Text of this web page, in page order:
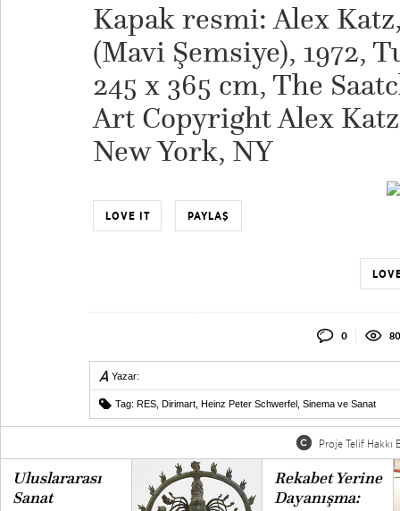
Kapak resmi: Alex
(Mavi Şemsiye), 1972,
245 x 365 cm, The
Art Copyright Alex
New York, NY
LOVE IT PAYLAŞ
0
Yazar:
Tag: RES Dirimart Heinz Peter Schwerfel Sinema ve Sanat
Proje Telif Hakkı
Uluslararası
Sanat
Rekabet Yerine
Dayanışma: